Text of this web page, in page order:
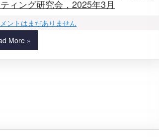
ィング研究会，2025年3月
ントはまだありません
More »